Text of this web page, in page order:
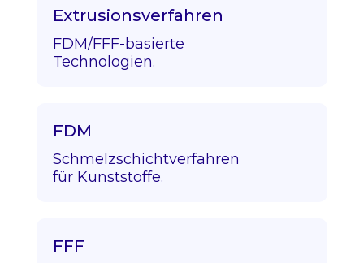
Extrusionsverfahren
FDM/FFF-basierte
Technologien.
FDM
Schmelzschichtverfahren
für Kunststoffe.
FFF